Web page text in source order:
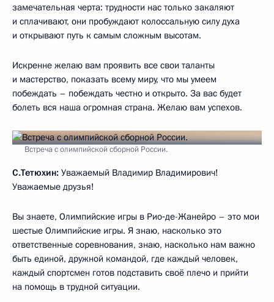
замечательная черта: трудности нас только закаляют
и сплачивают, они пробуждают колоссальную силу духа
и открывают путь к самым сложным высотам.
Искренне желаю вам проявить все свои таланты
и мастерство, показать всему миру, что мы умеем
побеждать – побеждать честно и открыто. За вас будет
болеть вся наша огромная страна. Желаю вам успехов.
Встреча с олимпийской сборной России.
С.Тетюхин: Уважаемый Владимир Владимирович!
Уважаемые друзья!
Вы знаете, Олимпийские игры в Рио‑де-Жанейро – это мои
шестые Олимпийские игры. Я знаю, насколько это
ответственные соревнования, знаю, насколько нам важно
быть единой, дружной командой, где каждый человек,
каждый спортсмен готов подставить своё плечо и прийти
на помощь в трудной ситуации.